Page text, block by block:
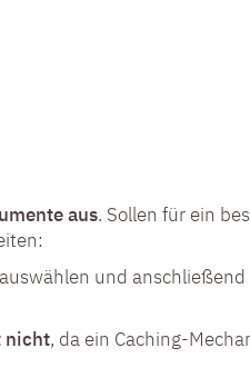
aus. Sollen für ein
und
nicht, da ein Caching-